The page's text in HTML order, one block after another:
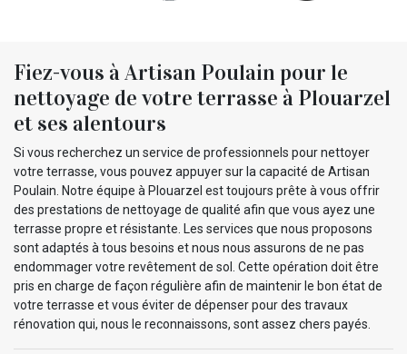
Fiez-vous à Artisan Poulain pour le
nettoyage de votre terrasse à Plouarzel
et ses alentours
Si vous recherchez un service de professionnels pour nettoyer
votre terrasse, vous pouvez appuyer sur la capacité de Artisan
Poulain. Notre équipe à Plouarzel est toujours prête à vous offrir
des prestations de nettoyage de qualité afin que vous ayez une
terrasse propre et résistante. Les services que nous proposons
sont adaptés à tous besoins et nous nous assurons de ne pas
endommager votre revêtement de sol. Cette opération doit être
pris en charge de façon régulière afin de maintenir le bon état de
votre terrasse et vous éviter de dépenser pour des travaux
rénovation qui, nous le reconnaissons, sont assez chers payés.